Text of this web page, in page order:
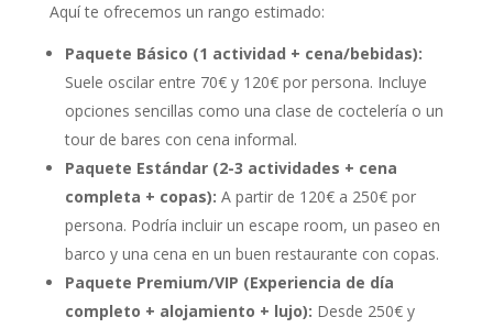
Aquí te ofrecemos un rango estimado:
Paquete Básico (1 actividad + cena/bebidas):
Suele oscilar entre 70€ y 120€ por persona. Incluye
opciones sencillas como una clase de coctelería o un
tour de bares con cena informal.
Paquete Estándar (2-3 actividades + cena
completa + copas): A partir de 120€ a 250€ por
persona. Podría incluir un escape room, un paseo en
barco y una cena en un buen restaurante con copas.
Paquete Premium/VIP (Experiencia de día
completo + alojamiento + lujo): Desde 250€ y